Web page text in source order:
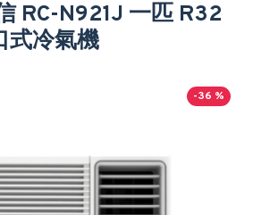
RC-N921J 一匹 R32
式冷氣機
-36 %